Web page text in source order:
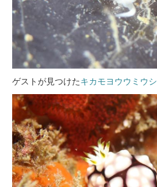
ゲストが見つけたキカモヨウウミウシ